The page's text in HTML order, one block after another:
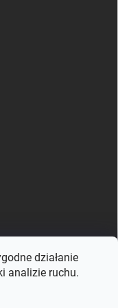
działanie
analizie ruchu.